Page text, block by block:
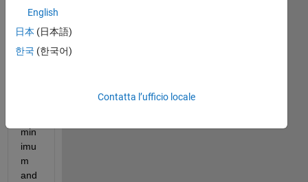
that
will
pro
min
imu
m
and
English
日本 (日本語)
한국 (한국어)
Contatta l’ufficio locale